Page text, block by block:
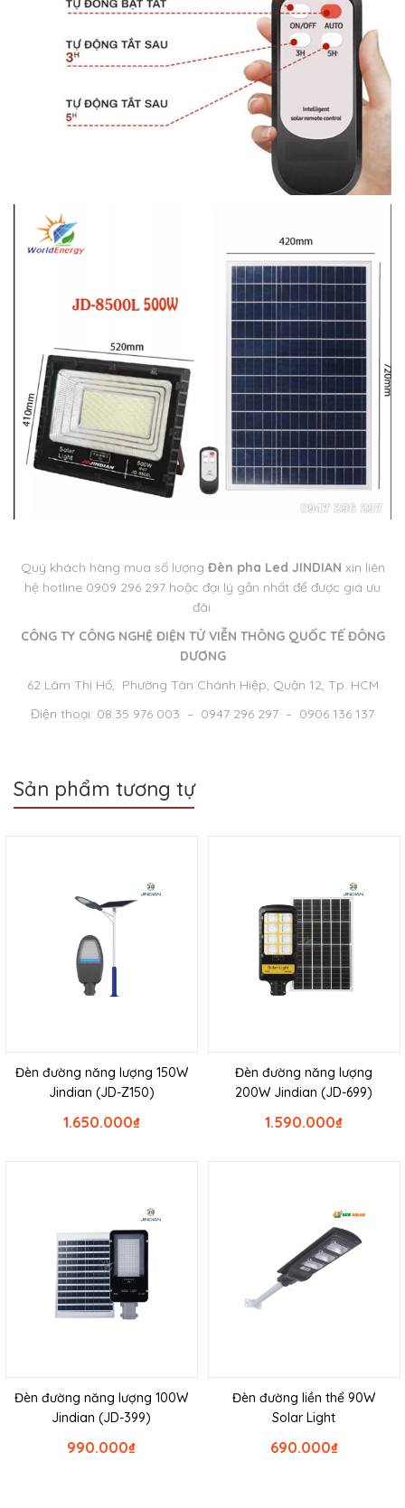
Quý khách hàng mua số lượng Đèn pha Led JINDIAN xin liên
hệ hotline 0909 296 297 hoặc đại lý gần nhất để được giá ưu
đãi.
CÔNG TY CÔNG NGHỆ ĐIỆN TỬ VIỄN THÔNG QUỐC TẾ ĐÔNG
DƯƠNG
62 Lâm Thị Hố, Phường Tân Chánh Hiệp, Quận 12, Tp. HCM
Điện thoại: 08.35 976 003 – 0947 296 297 – 0906 136 137
Sản phẩm tương tự
Đèn đường năng lượng 150W
Jindian (JD-Z150)
₫
1.650.000
Đèn đường năng lượng
200W Jindian (JD-699)
₫
1.590.000
Đèn đường năng lượng 100W
Jindian (JD-399)
₫
990.000
Đèn đường liền thể 90W
Solar Light
₫
690.000